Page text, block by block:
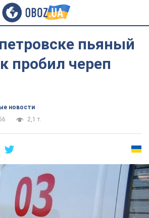
пьяный
пробил череп
новости
2,1 т.